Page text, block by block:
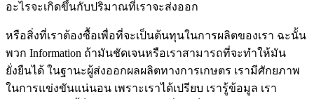
อะไรจะเกิดขึ้นกับปริมาณที่เราจะส่งออก
หรือสิ่งที่เราต้องซื้อเพื่อที่จะเป็นต้นทุนในการผลิตของเรา ฉะนั้น
พวก Information ถ้ามันชัดเจนหรือเราสามารถที่จะทำให้มัน
ยั่งยืนได้ ในฐานะผู้ส่งออกผลผลิตทางการเกษตร เรามีศักยภาพ
ในการแข่งขันแน่นอน เพราะเราได้เปรียบ เรารู้ข้อมูล เรา